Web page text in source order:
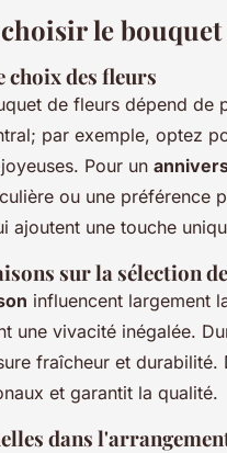
le
des fleurs
de fleurs dépend de
par exemple, optez
Pour un
ou une préférence
ajoutent une touche
sur la sélection
influencent largement
une vivacité inégalée.
fraîcheur et durabilité.
et garantit la qualité.
dans